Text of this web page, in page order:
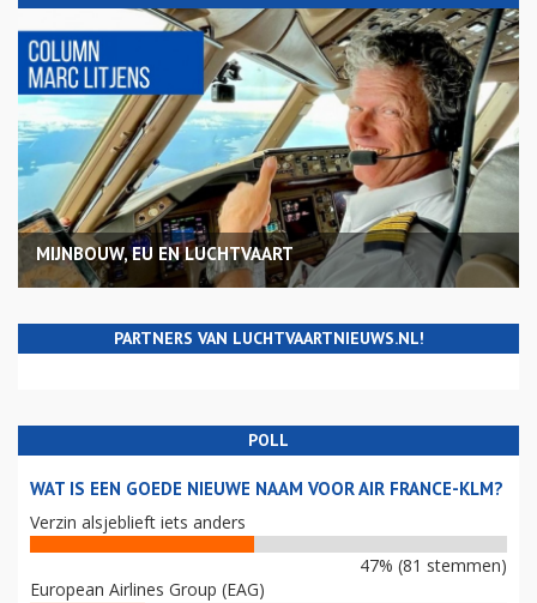
MIJNBOUW, EU EN LUCHTVAART
PARTNERS VAN LUCHTVAARTNIEUWS.NL!
POLL
WAT IS EEN GOEDE NIEUWE NAAM VOOR AIR FRANCE-KLM?
Verzin alsjeblieft iets anders
47% (81 stemmen)
European Airlines Group (EAG)